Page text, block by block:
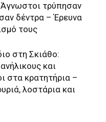
τρύπησαν
δέντρα – Έρευνα
τους
στη Σκιάθο:
και
στα κρατητήρια –
λοστάρια και